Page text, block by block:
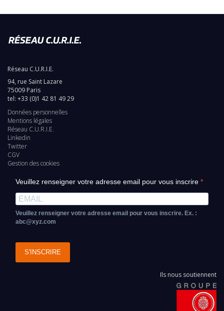
Réseau C.U.R.I.E.
94, rue Saint Lazare
75009 Paris
tel: +33 (0)1 42 81 49 29
Pied
de
page
Données personnelles
Mentions légales
Réseau C.U.R.I.E.
Linkedin
Twitter
CGV
Gestion des cookies
Veuillez renseigner votre adresse email pour vous inscrire
Veuillez renseigner votre adresse email pour vous inscrire. Ex. :
abc@xyz.com
S'INSCRIRE
Ils nous soutiennent